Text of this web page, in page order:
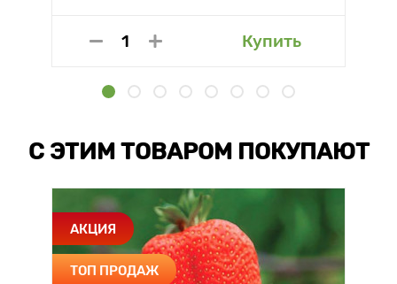
Купить
С ЭТИМ ТОВАРОМ ПОКУПАЮТ
АКЦИЯ
ТОП ПРОДАЖ